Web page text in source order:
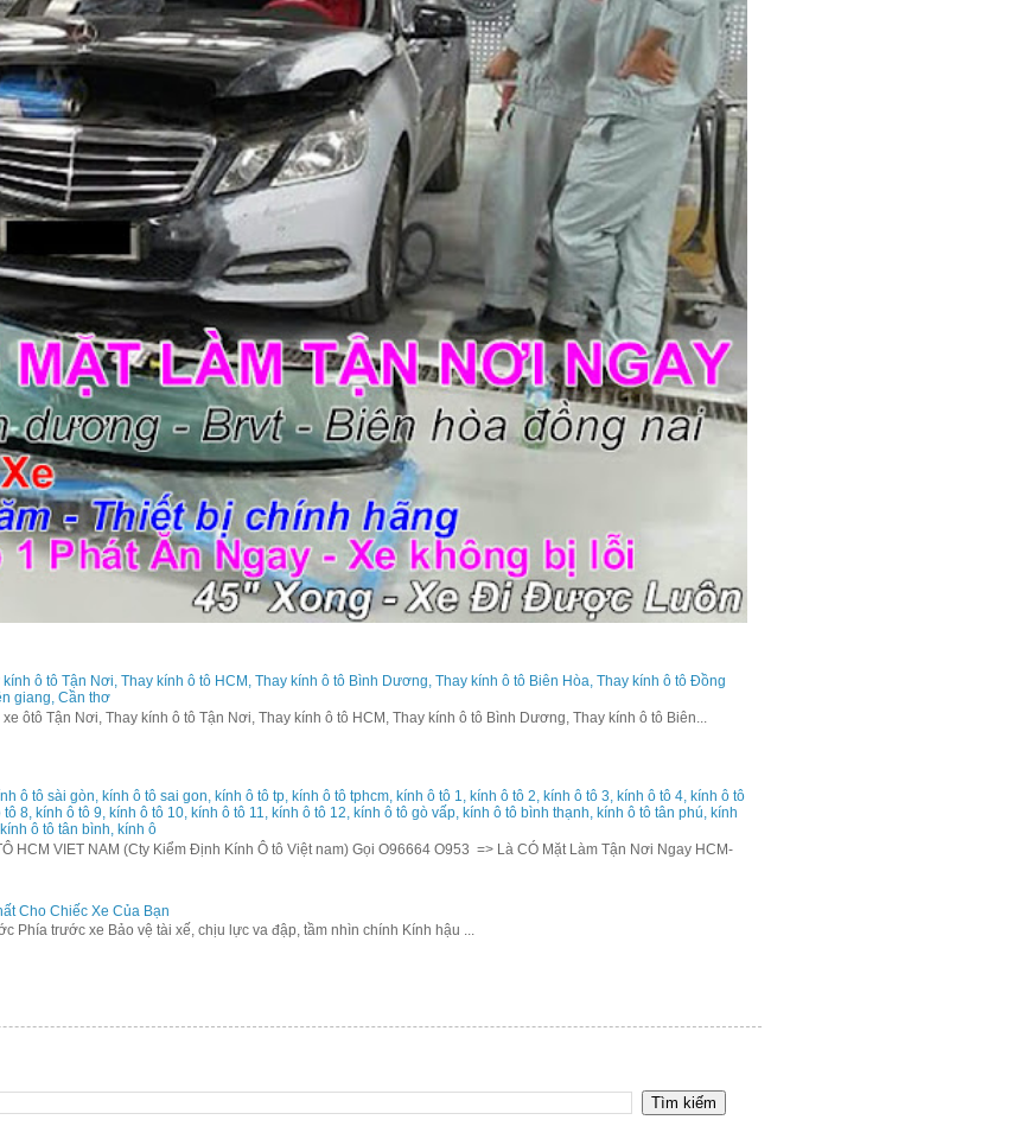
ô tô Tận Nơi, Thay kính ô tô HCM, Thay kính ô tô Bình Dương, Thay kính ô tô Biên Hòa, Thay kính ô tô Đồng
giang, Cần thơ
ôtô Tận Nơi, Thay kính ô tô Tận Nơi, Thay kính ô tô HCM, Thay kính ô tô Bình Dương, Thay kính ô tô Biên...
ô tô sài gòn, kính ô tô sai gon, kính ô tô tp, kính ô tô tphcm, kính ô tô 1, kính ô tô 2, kính ô tô 3, kính ô tô 4, kính ô tô
8, kính ô tô 9, kính ô tô 10, kính ô tô 11, kính ô tô 12, kính ô tô gò vấp, kính ô tô bình thạnh, kính ô tô tân phú, kính
ô tô tân bình, kính ô
HCM VIET NAM (Cty Kiểm Định Kính Ô tô Việt nam) Gọi O96664 O953 => Là CÓ Mặt Làm Tận Nơi Ngay HCM-
Cho Chiếc Xe Của Bạn
Phía trước xe Bảo vệ tài xế, chịu lực va đập, tầm nhìn chính Kính hậu ...